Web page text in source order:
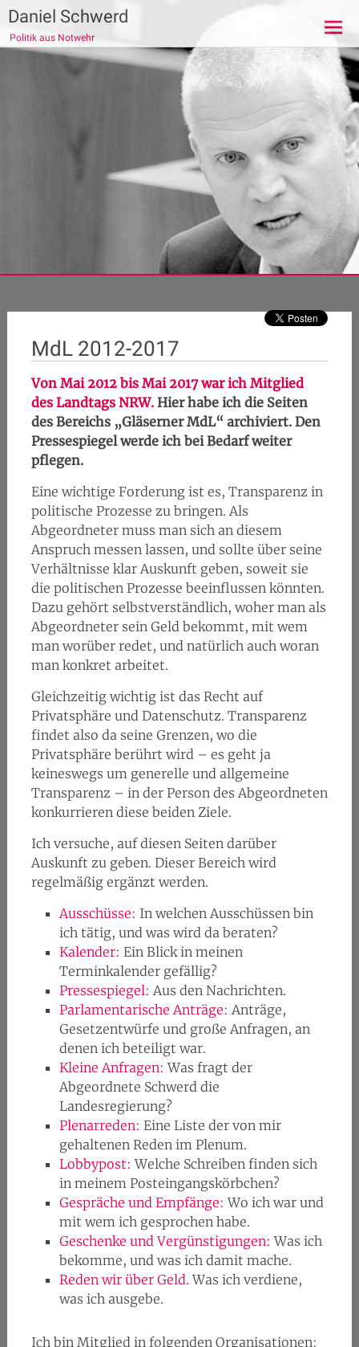
Zum
Inhalt
springen
Daniel Schwerd
Politik aus Notwehr
MdL 2012-2017
Von Mai 2012 bis Mai 2017 war ich Mitglied
des Landtags NRW.Hier habe ich die Seiten
des Bereichs „Gläserner MdL“ archiviert. Den
Pressespiegel werde ich bei Bedarf weiter
pflegen.
Eine wichtige Forderung ist es, Transparenz in
politische Prozesse zu bringen. Als
Abgeordneter muss man sich an diesem
Anspruch messen lassen, und sollte über seine
Verhältnisse klar Auskunft geben, soweit sie
die politischen Prozesse beeinflussen könnten.
Dazu gehört selbstverständlich, woher man als
Abgeordneter sein Geld bekommt, mit wem
man worüber redet, und natürlich auch woran
man konkret arbeitet.
Gleichzeitig wichtig ist das Recht auf
Privatsphäre und Datenschutz. Transparenz
findet also da seine Grenzen, wo die
Privatsphäre berührt wird – es geht ja
keineswegs um generelle und allgemeine
Transparenz – in der Person des Abgeordneten
konkurrieren diese beiden Ziele.
Ich versuche, auf diesen Seiten darüber
Auskunft zu geben. Dieser Bereich wird
regelmäßig ergänzt werden.
Ausschüsse: In welchen Ausschüssen bin
ich tätig, und was wird da beraten?
Kalender: Ein Blick in meinen
Terminkalender gefällig?
Pressespiegel: Aus den Nachrichten.
Parlamentarische Anträge: Anträge,
Gesetzentwürfe und große Anfragen, an
denen ich beteiligt war.
Kleine Anfragen: Was fragt der
Abgeordnete Schwerd die
Landesregierung?
Plenarreden: Eine Liste der von mir
gehaltenen Reden im Plenum.
Lobbypost: Welche Schreiben finden sich
in meinem Posteingangskörbchen?
Gespräche und Empfänge: Wo ich war und
mit wem ich gesprochen habe.
Geschenke und Vergünstigungen: Was ich
bekomme, und was ich damit mache.
Reden wir über Geld. Was ich verdiene,
was ich ausgebe.
Ich bin Mitglied in folgenden Organisationen: